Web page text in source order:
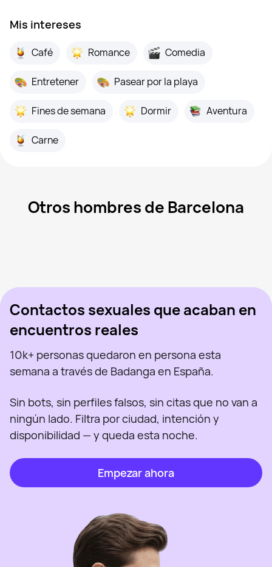
Mis intereses
Café Romance Comedia
Entretener Pasear por la playa
Fines de semana Dormir Aventura
Carne
Otros hombres de Barcelona
Contactos sexuales que acaban en
encuentros reales
10k+ personas quedaron en persona esta
semana a través de Badanga en España.
Sin bots, sin perfiles falsos, sin citas que no van a
ningún lado. Filtra por ciudad, intención y
disponibilidad — y queda esta noche.
Empezar ahora